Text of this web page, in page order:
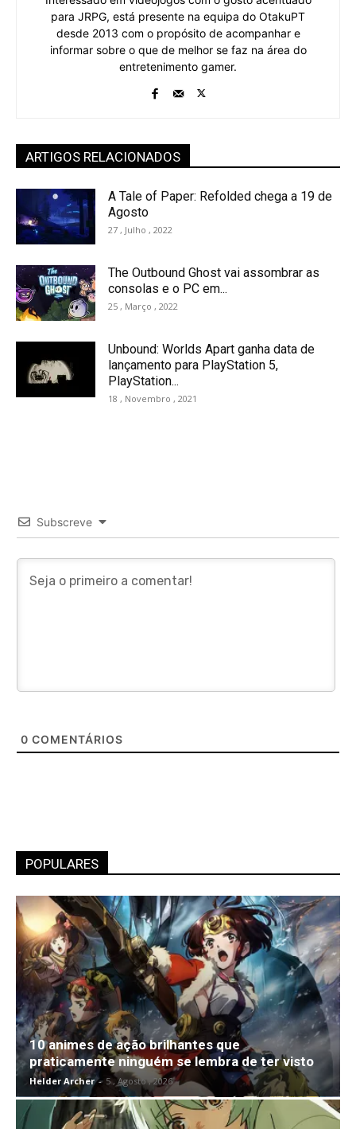
para JRPG, está presente na equipa do OtakuPT
desde 2013 com o propósito de acompanhar e
informar sobre o que de melhor se faz na área do
entretenimento gamer.
ARTIGOS RELACIONADOS
A Tale of Paper: Refolded chega a 19 de
Agosto
27 , Julho , 2022
The Outbound Ghost vai assombrar as
consolas e o PC em...
25 , Março , 2022
Unbound: Worlds Apart ganha data de
lançamento para PlayStation 5,
PlayStation...
18 , Novembro , 2021
Subscreve
0 COMENTÁRIOS
POPULARES
10 animes de ação brilhantes que
praticamente ninguém se lembra de ter visto
Helder Archer - 5 , Agosto , 2026